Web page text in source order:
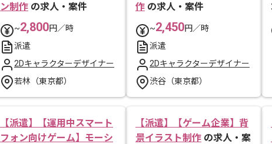
ン制作 の求人・案件
~2,800円／時
派遣
2Dキャラクターデザイナー
若林（東京都）
作 の求人・案件
~2,450円／時
派遣
2Dキャラクターデザイナー
渋谷（東京都）
【派遣】【運用中スマート
フォン向けゲーム】モーシ
【派遣】【ゲーム企業】背
景イラスト制作 の求人・案